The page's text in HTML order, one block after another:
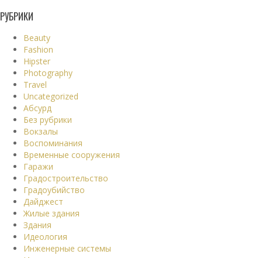
РУБРИКИ
Beauty
Fashion
Hipster
Photography
Travel
Uncategorized
Абсурд
Без рубрики
Вокзалы
Воспоминания
Временные сооружения
Гаражи
Градостроительство
Градоубийство
Дайджест
Жилые здания
Здания
Идеология
Инженерные системы